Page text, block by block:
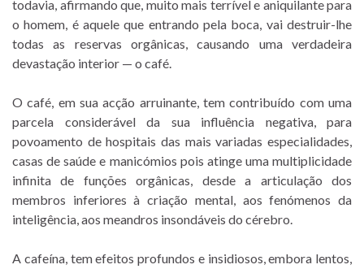
todavia, afirmando que, muito mais terrível e aniquilante para
o homem, é aquele que entrando pela boca, vai destruir-lhe
todas as reservas orgânicas, causando uma verdadeira
devastação interior — o café.
O café, em sua acção arruinante, tem contribuído com uma
parcela considerável da sua influência negativa, para
povoamento de hospitais das mais variadas especialidades,
casas de saúde e manicómios pois atinge uma multiplicidade
infinita de funções orgânicas, desde a articulação dos
membros inferiores à criação mental, aos fenómenos da
inteligência, aos meandros insondáveis do cérebro.
A cafeína, tem efeitos profundos e insidiosos, embora lentos,